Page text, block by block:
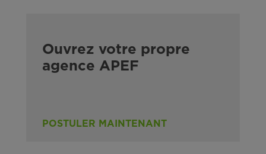
Ouvrez votre propre
agence APEF
POSTULER MAINTENANT